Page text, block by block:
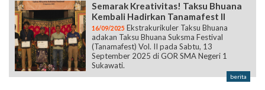
Semarak Kreativitas! Taksu Bhuana
Kembali Hadirkan Tanamafest II
16/09/2025 Ekstrakurikuler Taksu Bhuana
adakan Taksu Bhuana Suksma Festival
(Tanamafest) Vol. II pada Sabtu, 13
September 2025 di GOR SMA Negeri 1
Sukawati.
berita